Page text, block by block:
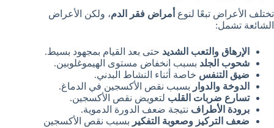
تختلف الأعراض تبعًا لنوع أمراض فقر الدم، ولكن الأعراض
الشائعة تشمل:
الإرهاق والتعب الشديد حتى بعد القيام بمجهود بسيط.
شحوب الجلد بسبب انخفاض مستوى الهيموغلوبين.
ضيق التنفس خاصة أثناء النشاط البدني.
الدوخة والدوار بسبب نقص الأكسجين في الدماغ.
تسارع ضربات القلب لتعويض نقص الأكسجين.
برودة الأطراف نتيجة ضعف الدورة الدموية.
ضعف التركيز وصعوبة التفكير بسبب نقص الأكسجين